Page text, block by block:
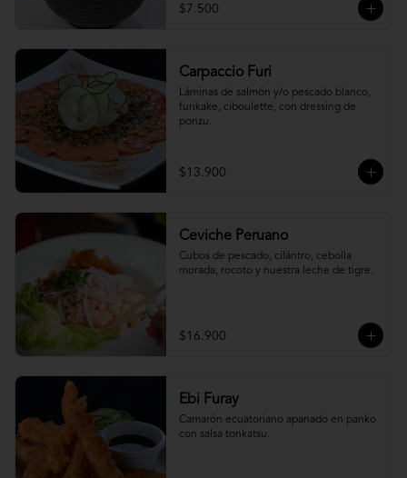
$7.500
Carpaccio Furi
Láminas de salmón y/o pescado blanco,
furikake, ciboulette, con dressing de
ponzu.
$13.900
Ceviche Peruano
Cubos de pescado, cilántro, cebolla
morada, rocoto y nuestra leche de tigre.
$16.900
Ebi Furay
Camarón ecuatoriano apanado en panko
con salsa tonkatsu.